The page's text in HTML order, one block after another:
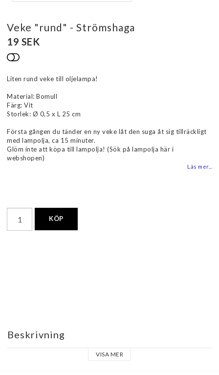
Veke "rund" - Strömshaga
19 SEK
Lägg till i favoritlistan
Liten rund veke till oljelampa!
Material: Bomull
Färg: Vit
Storlek: Ø 0,5 x L 25 cm
Första gången du tänder en ny veke låt den suga åt sig tillräckligt
med lampolja, ca 15 minuter.
Glöm inte att köpa till lampolja! (Sök på lampolja här i
webshopen)
Läs mer...
KÖP
Beskrivning
VISA MER